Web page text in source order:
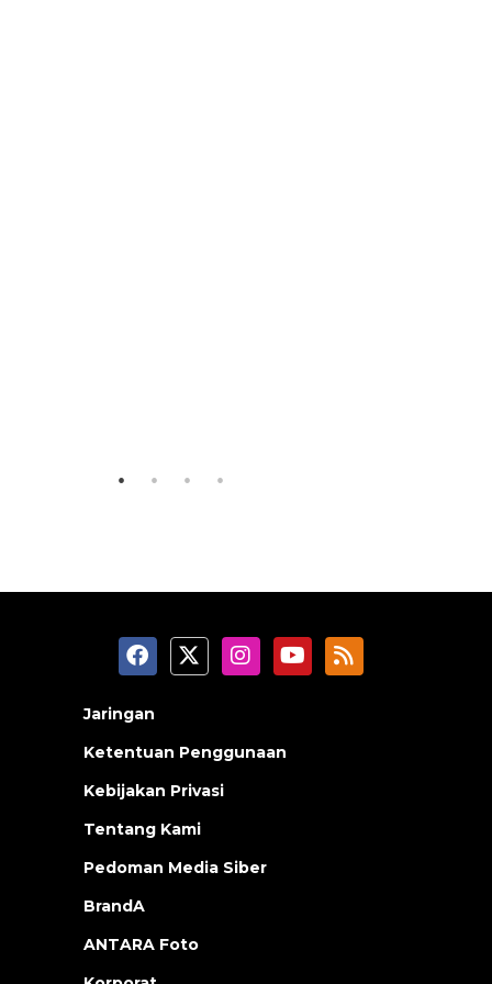
Jaringan
Ketentuan Penggunaan
Kebijakan Privasi
Tentang Kami
Pedoman Media Siber
BrandA
ANTARA Foto